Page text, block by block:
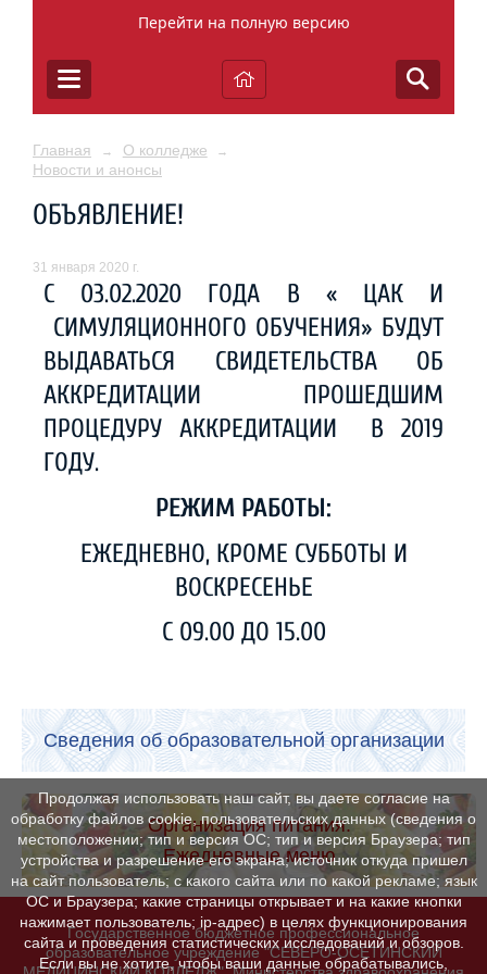
Перейти на полную версию
Главная → О колледже →
Новости и анонсы
ОБЪЯВЛЕНИЕ!
31 января 2020 г.
С 03.02.2020 ГОДА В « ЦАК И
СИМУЛЯЦИОННОГО ОБУЧЕНИЯ» БУДУТ
ВЫДАВАТЬСЯ СВИДЕТЕЛЬСТВА ОБ
АККРЕДИТАЦИИ ПРОШЕДШИМ
ПРОЦЕДУРУ АККРЕДИТАЦИИ В 2019
ГОДУ.
РЕЖИМ РАБОТЫ:
ЕЖЕДНЕВНО, КРОМЕ СУББОТЫ И
ВОСКРЕСЕНЬЕ
С 09.00 ДО 15.00
Сведения об образовательной организации
Организация питания.
Ежедневные меню
Государственное бюджетное профессиональное
образовательное учреждение "СЕВЕРО-ОСЕТИНСКИЙ
Продолжая использовать наш сайт, вы даете согласие на
обработку файлов cookie, пользовательских данных (сведения о
местоположении; тип и версия ОС; тип и версия Браузера; тип
устройства и разрешение его экрана; источник откуда пришел
на сайт пользователь; с какого сайта или по какой рекламе; язык
ОС и Браузера; какие страницы открывает и на какие кнопки
нажимает пользователь; ip-адрес) в целях функционирования
сайта и проведения статистических исследований и обзоров.
Если вы не хотите, чтобы ваши данные обрабатывались,